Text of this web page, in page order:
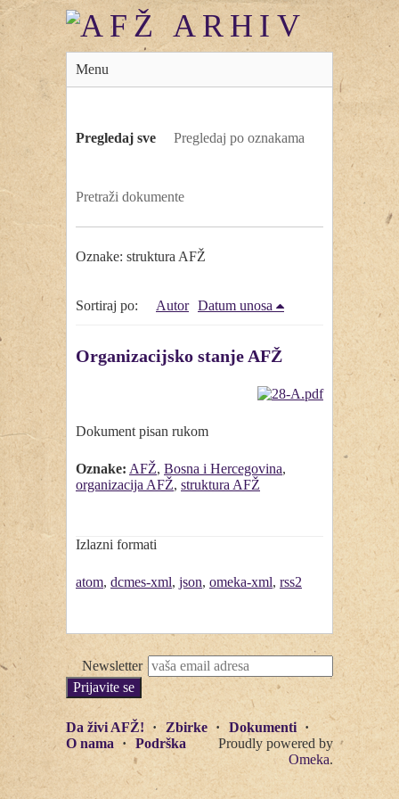
Menu
Pregledaj sve Pregledaj po oznakama
Pretraži dokumente
Oznake: struktura AFŽ
Sortiraj po: Autor Datum unosa
Organizacijsko stanje AFŽ
Dokument pisan rukom
Oznake: AFŽ, Bosna i Hercegovina,
organizacija AFŽ, struktura AFŽ
Izlazni formati
atom, dcmes-xml, json, omeka-xml, rss2
Newsletter
Da živi AFŽ! Zbirke
Dokumenti
O nama
Podrška
Proudly powered by
Omeka.